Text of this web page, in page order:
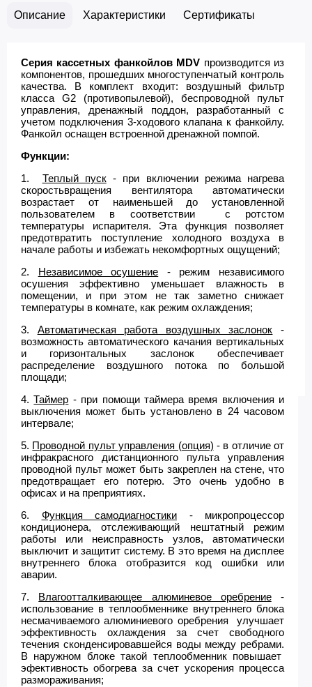
Описание Характеристики Сертификаты
Серия кассетных фанкойлов MDV производится из
компонентов, прошедших многоступенчатый контроль
качества. В комплект входит: воздушный фильтр
класса G2 (противопылевой), беспроводной пульт
управления, дренажный поддон, разработанный с
учетом подключения 3-ходового клапана к фанкойлу.
Фанкойл оснащен встроенной дренажной помпой.
Функции:
1. Теплый пуск- при включении режима нагрева
скоростьвращения вентилятора автоматически
возрастает от наименьшей до установленной
пользователем в соответствии с ротстом
температуры испарителя. Эта функция позволяет
предотвратить поступление холодного воздуха в
начале работы и избежать некомфортных ощущений;
2. Независимое осушение - режим независимого
осушения эффективно уменьшает влажность в
помещении, и при этом не так заметно снижает
температуры в комнате, как режим охлаждения;
3. Автоматическая работа воздушных заслонок -
возможность автоматического качания вертикальных
и горизонтальных заслонок обеспечивает
распределение воздушного потока по большой
площади;
4.Таймер - при помощи таймера время включения и
выключения может быть установлено в 24 часовом
интервале;
5. Проводной пульт управления (опция) - в отличие от
инфракрасного дистанционного пульта управления
проводной пульт может быть закреплен на стене, что
предотвращает его потерю. Это очень удобно в
офисах и на преприятиях.
6. Функция самодиагностики - микропроцессор
кондиционера, отслеживающий нештатный режим
работы или неисправность узлов, автоматически
выключит и защитит систему. В это время на дисплее
внутреннего блока отобразится код ошибки или
аварии.
7. Влагоотталкивающее алюминевое оребрение-
использование в теплообменнике внутреннего блока
несмачиваемого алюминиевого оребрения улучшает
эффективность охлаждения за счет свободного
течения сконденсировавшейся воды между ребрами.
В наружном блоке такой теплообменник повышает
эфективность обогрева за счет ускорения процесса
размораживания;